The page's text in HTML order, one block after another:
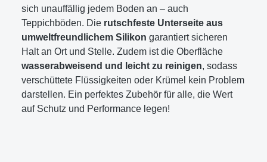
sich unauffällig jedem Boden an – auch
Teppichböden. Die rutschfeste Unterseite aus
umweltfreundlichem Silikon garantiert sicheren
Halt an Ort und Stelle. Zudem ist die Oberfläche
wasserabweisend und leicht zu reinigen, sodass
verschüttete Flüssigkeiten oder Krümel kein Problem
darstellen. Ein perfektes Zubehör für alle, die Wert
auf Schutz und Performance legen!